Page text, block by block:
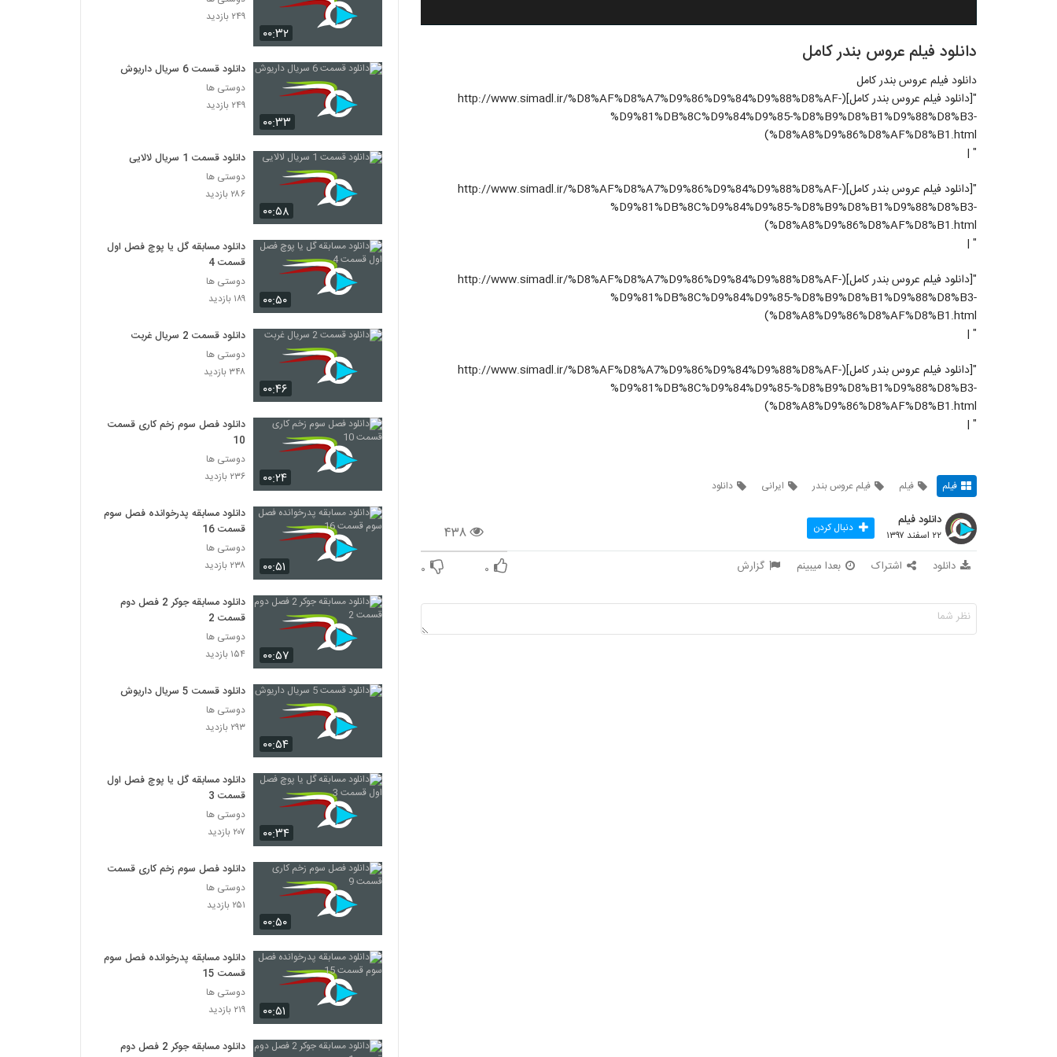
دانلود فیلم عروس بندر کامل
دانلود فیلم عروس بندر کامل
"[دانلود فیلم عروس بندر کامل](http://www.simadl.ir/%D8%AF%D8%A7%D9%86%D9%84%D9%88%D8%AF-
%D9%81%DB%8C%D9%84%D9%85-%D8%B9%D8%B1%D9%88%D8%B3-
%D8%A8%D9%86%D8%AF%D8%B1.html)
" |
"[دانلود فیلم عروس بندر کامل](http://www.simadl.ir/%D8%AF%D8%A7%D9%86%D9%84%D9%88%D8%AF-
%D9%81%DB%8C%D9%84%D9%85-%D8%B9%D8%B1%D9%88%D8%B3-
%D8%A8%D9%86%D8%AF%D8%B1.html)
" |
"[دانلود فیلم عروس بندر کامل](http://www.simadl.ir/%D8%AF%D8%A7%D9%86%D9%84%D9%88%D8%AF-
%D9%81%DB%8C%D9%84%D9%85-%D8%B9%D8%B1%D9%88%D8%B3-
%D8%A8%D9%86%D8%AF%D8%B1.html)
" |
"[دانلود فیلم عروس بندر کامل](http://www.simadl.ir/%D8%AF%D8%A7%D9%86%D9%84%D9%88%D8%AF-
%D9%81%DB%8C%D9%84%D9%85-%D8%B9%D8%B1%D9%88%D8%B3-
%D8%A8%D9%86%D8%AF%D8%B1.html)
" |
فیلم فیلم فیلم عروس بندر ایرانی دانلود
۴۳۸
دانلود فیلم
۲۲ اسفند ۱۳۹۷ دنبال کردن
دانلود اشتراک بعدا میبینم گزارش ۰ ۰
۰۰:۳۲
۲۴۹ بازدید
۰۰:۳۳
دانلود قسمت 6 سریال داریوش
دوستی ها
۲۴۹ بازدید
۰۰:۵۸
دانلود قسمت 1 سریال لالایی
دوستی ها
۲۸۶ بازدید
۰۰:۵۰
دانلود مسابقه گل یا پوچ فصل اول
قسمت 4
دوستی ها
۱۸۹ بازدید
۰۰:۴۶
دانلود قسمت 2 سریال غربت
دوستی ها
۳۴۸ بازدید
۰۰:۲۴
دانلود فصل سوم زخم کاری قسمت
10
دوستی ها
۲۳۶ بازدید
۰۰:۵۱
دانلود مسابقه پدرخوانده فصل سوم
قسمت 16
دوستی ها
۲۳۸ بازدید
۰۰:۵۷
دانلود مسابقه جوکر 2 فصل دوم
قسمت 2
دوستی ها
۱۵۴ بازدید
۰۰:۵۴
دانلود قسمت 5 سریال داریوش
دوستی ها
۲۹۳ بازدید
۰۰:۳۴
دانلود مسابقه گل یا پوچ فصل اول
قسمت 3
دوستی ها
۲۰۷ بازدید
۰۰:۵۰
دانلود فصل سوم زخم کاری قسمت 9
دوستی ها
۲۵۱ بازدید
۰۰:۵۱
دانلود مسابقه پدرخوانده فصل سوم
قسمت 15
دوستی ها
۲۱۹ بازدید
دانلود مسابقه جوکر 2 فصل دوم